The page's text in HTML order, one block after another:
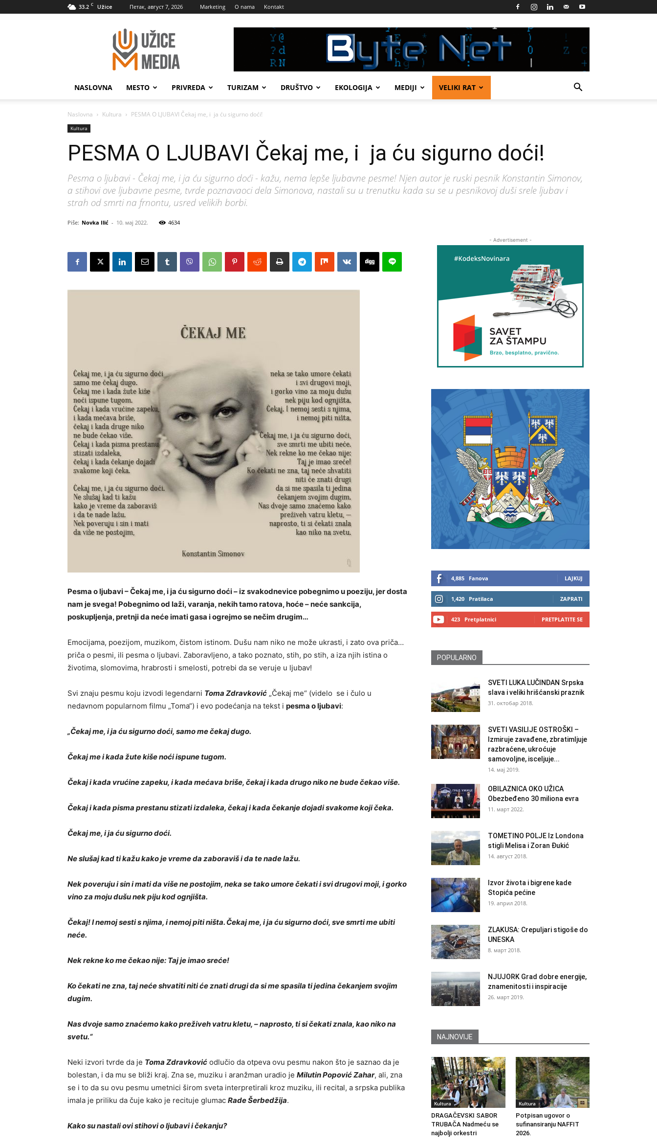
33.2 C Užice Петак, август 7, 2026 Marketing O nama Kontakt
UžiceMedia
NASLOVNA MESTO PRIVREDA TURIZAM DRUŠTVO EKOLOGIJA MEDIJI VELIKI RAT
Naslovna Kultura PESMA O LJUBAVI Čekaj me, i ja ću sigurno doći!
Kultura
PESMA O LJUBAVI Čekaj me, i ja ću sigurno doći!
Pesma o ljubavi - Čekaj me, i ja ću sigurno doći - kažu, nema lepše ljubavne pesme! Njen autor je ruski pesnik Konstantin Simonov,
a stihovi ove ljubavne pesme, tvrde poznavaoci dela Simonova, nastali su u trenutku kada su se u pesnikovoj duši srele ljubav i
strah od smrti na frnontu, usred velikih borbi.
Piše: Novka Ilić - 10. мај 2022. 4634
Pesma o ljubavi–Čekaj me, i ja ću sigurno doći – iz svakodnevice pobegnimo u poeziju, jer dosta
nam je svega! Pobegnimo od laži, varanja, nekih tamo ratova, hoće – neće sankcija,
poskupljenja, pretnji da neće imati gasa i ogrejmo se nečim drugim…
Emocijama, poezijom, muzikom, čistom istinom. Dušu nam niko ne može ukrasti, i zato ova priča…
priča o pesmi, ili pesma o ljubavi. Zaboravljeno, a tako poznato, stih, po stih, a iza njih istina o
životima, slomovima, hrabrosti i smelosti, potrebi da se veruje u ljubav!
Svi znaju pesmu koju izvodi legendarni Toma Zdravković „Čekaj me“ (videlo se i čulo u
nedavnom popularnom filmu „Toma“) i evo podećanja na tekst i pesma o ljubavi:
„Čekaj me, i ja ću sigurno doći, samo me čekaj dugo.
Čekaj me i kada žute kiše noći ispune tugom.
Čekaj i kada vrućine zapeku, i kada mećava briše, čekaj i kada drugo niko ne bude čekao više.
Čekaj i kada pisma prestanu stizati izdaleka, čekaj i kada čekanje dojadi svakome koji čeka.
Čekaj me, i ja ću sigurno doći.
Ne slušaj kad ti kažu kako je vreme da zaboraviš i da te nade lažu.
Nek poveruju i sin i mati da više ne postojim, neka se tako umore čekati i svi drugovi moji, i gorko
vino za moju dušu nek piju kod ognjišta.
Čekaj! I nemoj sesti s njima, i nemoj piti ništa. Čekaj me, i ja ću sigurno doći, sve smrti me ubiti
neće.
Nek rekne ko me čekao nije: Taj je imao sreće!
Ko čekati ne zna, taj neće shvatiti niti će znati drugi da si me spasila ti jedina čekanjem svojim
dugim.
Nas dvoje samo znaćemo kako preživeh vatru kletu, – naprosto, ti si čekati znala, kao niko na
svetu.“
Neki izvori tvrde da je Toma Zdravković odlučio da otpeva ovu pesmu nakon što je saznao da je
bolestan, i da mu se bliži kraj. Zna se, muziku i aranžman uradio je Milutin Popović Zahar, ali, zna
se i to da su ovu pesmu umetnici širom sveta interpretirali kroz muziku, ili recital, a srpska publika
imala je priliku da čuje kako je recituje glumac Rade Šerbedžija.
Kako su nastali ovi stihovi o ljubavi i čekanju?
- Advertisement -
4,885 Fanova LAJKUJ
1,420 Pratilaca ZAPRATI
423 Pretplatnici PRETPLATITE SE
POPULARNO
SVETI LUKA LUČINDAN Srpska
slava i veliki hrišćanski praznik
31. октобар 2018.
SVETI VASILIJE OSTROŠKI –
Izmiruje zavađene, zbratimljuje
razbraćene, ukroćuje
samovoljne, isceljuje...
14. мај 2019.
OBILAZNICA OKO UŽICA
Obezbeđeno 30 miliona evra
11. март 2022.
TOMETINO POLJE Iz Londona
stigli Melisa i Zoran Đukić
14. август 2018.
Izvor života i bigrene kade
Stopića pećine
19. април 2018.
ZLAKUSA: Crepuljari stigoše do
UNESKA
8. март 2018.
NJUJORK Grad dobre energije,
znamenitosti i inspiracije
26. март 2019.
NAJNOVIJE
Kultura
DRAGAČEVSKI SABOR
TRUBAČA Nadmeću se
najbolji orkestri
Kultura
Potpisan ugovor o
sufinansiranju NAFFIT
2026.